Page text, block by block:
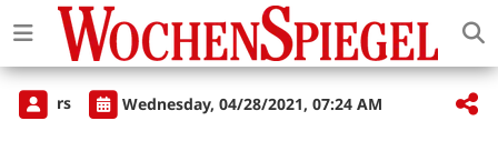
rs Wednesday, 04/28/2021, 07:24 AM